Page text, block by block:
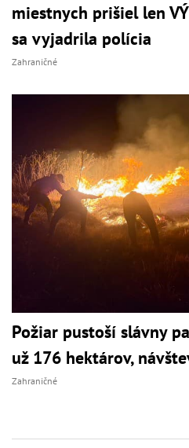
miestnych prišiel len
sa vyjadrila polícia
Zahraničné
Požiar pustoší slávny
už 176 hektárov,
Zahraničné